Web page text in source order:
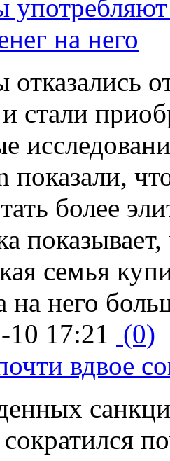
на него
стали
показали,
более
семья
на него
10 17:21 (0)
вдвое